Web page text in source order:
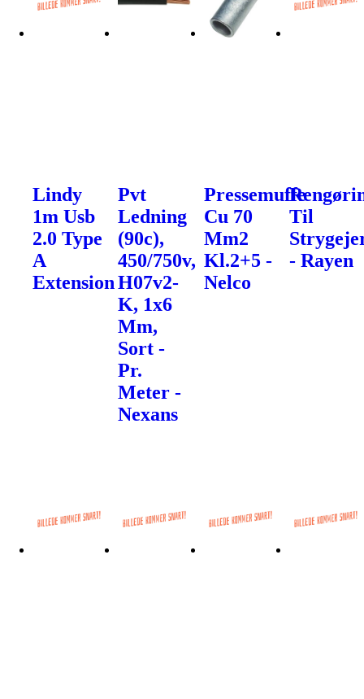
Lindy
1m Usb
2.0 Type
A
Extension
Pvt
Ledning
(90c),
450/750v,
H07v2-
K, 1x6
Mm,
Sort -
Pr.
Meter -
Nexans
Pressemuffe
Cu 70
Mm2
Kl.2+5 -
Nelco
Til
- Rayen